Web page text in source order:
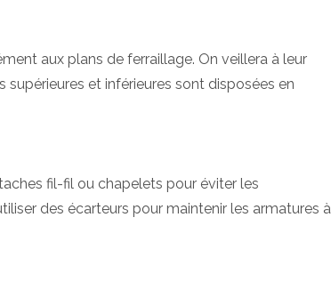
aux plans de ferraillage. On veillera à leur
et inférieures sont disposées en
fil-fil ou chapelets pour éviter les
des écarteurs pour maintenir les armatures à